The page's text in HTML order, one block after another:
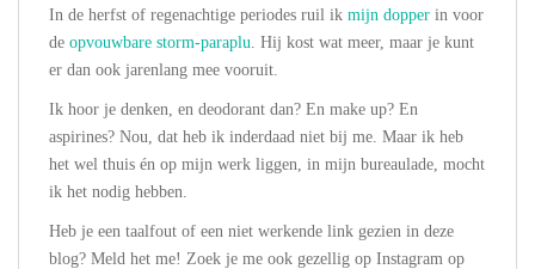
In de herfst of regenachtige periodes ruil ik mijn dopper in voor
de opvouwbare storm-paraplu . Hij kost wat meer, maar je kunt
er dan ook jarenlang mee vooruit.
Ik hoor je denken, en deodorant dan? En make up? En
aspirines? Nou, dat heb ik inderdaad niet bij me. Maar ik heb
het wel thuis én op mijn werk liggen, in mijn bureaulade, mocht
ik het nodig hebben.
Heb je een taalfout of een niet werkende link gezien in deze
blog? Meld het me! Zoek je me ook gezellig op Instagram op